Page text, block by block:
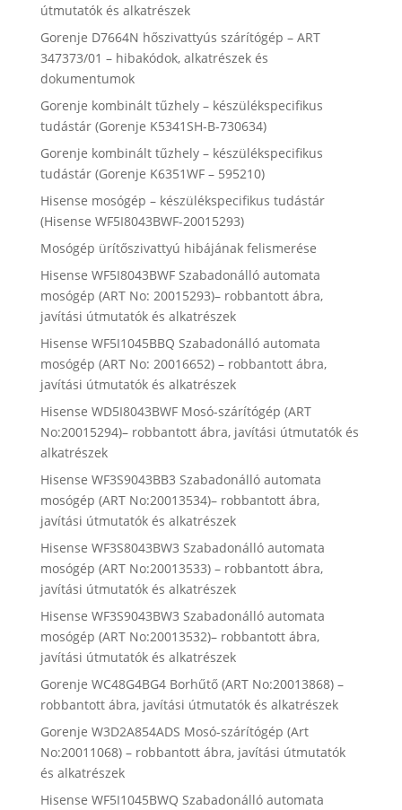
útmutatók és alkatrészek
Gorenje D7664N hőszivattyús szárítógép – ART
347373/01 – hibakódok, alkatrészek és
dokumentumok
Gorenje kombinált tűzhely – készülékspecifikus
tudástár (Gorenje K5341SH-B-730634)
Gorenje kombinált tűzhely – készülékspecifikus
tudástár (Gorenje K6351WF – 595210)
Hisense mosógép – készülékspecifikus tudástár
(Hisense WF5I8043BWF-20015293)
Mosógép ürítőszivattyú hibájának felismerése
Hisense WF5I8043BWF Szabadonálló automata
mosógép (ART No: 20015293)– robbantott ábra,
javítási útmutatók és alkatrészek
Hisense WF5I1045BBQ Szabadonálló automata
mosógép (ART No: 20016652) – robbantott ábra,
javítási útmutatók és alkatrészek
Hisense WD5I8043BWF Mosó-szárítógép (ART
No:20015294)– robbantott ábra, javítási útmutatók és
alkatrészek
Hisense WF3S9043BB3 Szabadonálló automata
mosógép (ART No:20013534)– robbantott ábra,
javítási útmutatók és alkatrészek
Hisense WF3S8043BW3 Szabadonálló automata
mosógép (ART No:20013533) – robbantott ábra,
javítási útmutatók és alkatrészek
Hisense WF3S9043BW3 Szabadonálló automata
mosógép (ART No:20013532)– robbantott ábra,
javítási útmutatók és alkatrészek
Gorenje WC48G4BG4 Borhűtő (ART No:20013868) –
robbantott ábra, javítási útmutatók és alkatrészek
Gorenje W3D2A854ADS Mosó-szárítógép (Art
No:20011068) – robbantott ábra, javítási útmutatók
és alkatrészek
Hisense WF5I1045BWQ Szabadonálló automata